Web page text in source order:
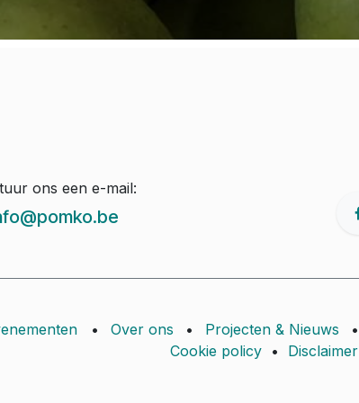
ons een e-mail:
• Over ons • Projecten & Nieuws •
Cookie policy • Disclaimer